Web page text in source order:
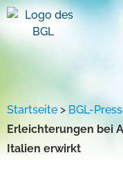
Startseite > BGL-
Erleichterungen bei
Italien erwirkt